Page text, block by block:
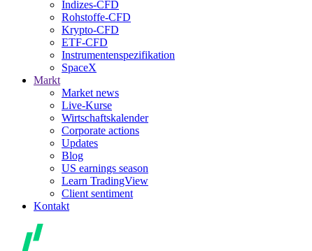
Indizes-CFD
Rohstoffe-CFD
Krypto-CFD
ETF-CFD
Instrumentenspezifikation
SpaceX
Markt
Market news
Live-Kurse
Wirtschaftskalender
Corporate actions
Updates
Blog
US earnings season
Learn TradingView
Client sentiment
Kontakt